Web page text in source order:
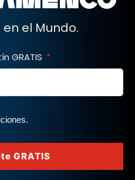
el Mundo.
GRATIS
GRATIS